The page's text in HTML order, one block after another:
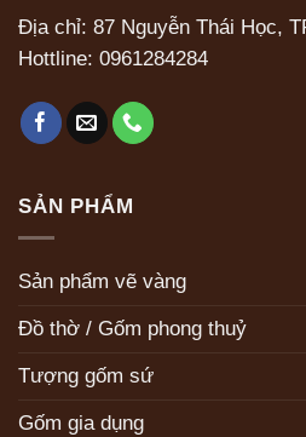
Địa chỉ: 87 Nguyễn Thái Học,
Hottline: 0961284284
SẢN PHẨM
Sản phẩm vẽ vàng
Đồ thờ / Gốm phong thuỷ
Tượng gốm sứ
Gốm gia dụng